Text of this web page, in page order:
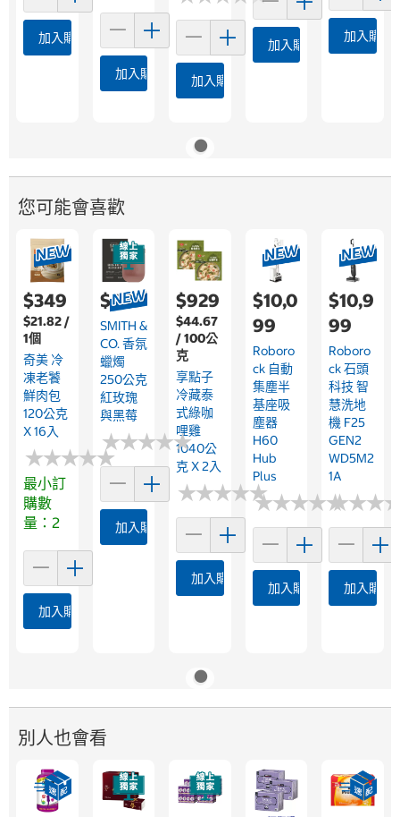
加入購物車
加入購物車 加入購物車
加入購物車
加入購物
您可能會喜歡
$349
$21.82 /
1個
奇美 冷
凍老饕
鮮肉包
120公克
X 16入
★★★★★
★★★★★
最小訂
購數
量：2
加入購物車
$499
SMITH &
CO. 香氛
蠟燭
250公克
紅玫瑰
與黑莓
★★★★★
★★★★★
加入購物車
$929
$44.67
/ 100公
克
享點子
冷藏泰
式綠咖
哩雞
1040公
克 X 2入
★★★★★
★★★★★
加入購物車
$10,0
99
Roboro
Ck 自動
集塵半
基座吸
塵器
H60
Hub
Plus
★★★★★
★★★★★
加入購物車
$10,9
99
Roboro
Ck 石頭
科技 智
慧洗地
機 F25
GEN2
WD5M2
1A
★★★
★★★
加入購物
別人也會看